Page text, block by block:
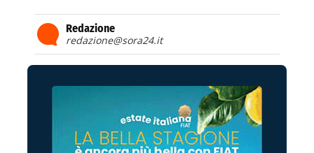
Redazione
redazione@sora24.it